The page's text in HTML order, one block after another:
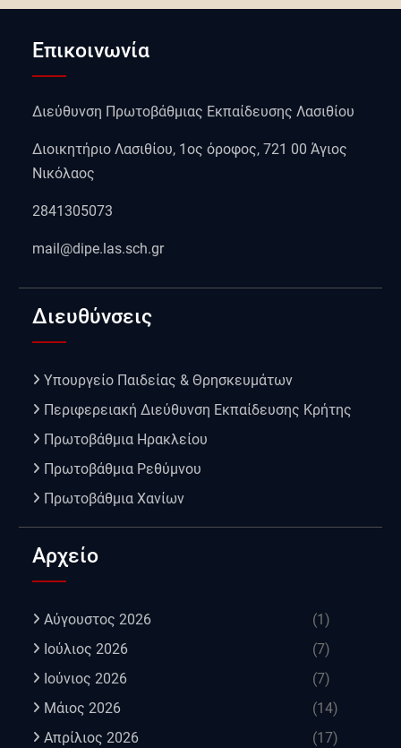
Επικοινωνία
Διεύθυνση Πρωτοβάθμιας Εκπαίδευσης Λασιθίου
Διοικητήριο Λασιθίου, 1ος όροφος, 721 00 Άγιος
Νικόλαος
2841305073
mail@dipe.las.sch.gr
Διευθύνσεις
Υπουργείο Παιδείας & Θρησκευμάτων
Περιφερειακή Διεύθυνση Εκπαίδευσης Κρήτης
Πρωτοβάθμια Ηρακλείου
Πρωτοβάθμια Ρεθύμνου
Πρωτοβάθμια Χανίων
Αρχείο
Αύγουστος 2026
(1)
Ιούλιος 2026
(7)
Ιούνιος 2026
(7)
Μάιος 2026
(14)
Απρίλιος 2026
(17)